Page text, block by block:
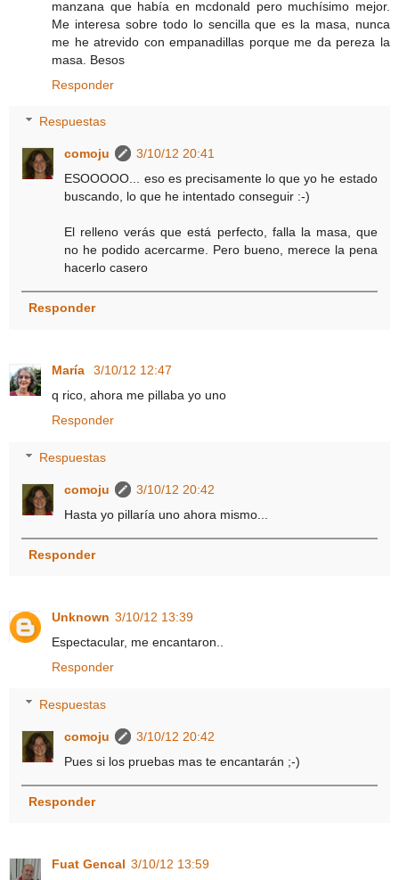
manzana que había en mcdonald pero muchísimo mejor.
Me interesa sobre todo lo sencilla que es la masa, nunca
me he atrevido con empanadillas porque me da pereza la
masa. Besos
Responder
Respuestas
comoju
3/10/12 20:41
ESOOOOO... eso es precisamente lo que yo he estado
buscando, lo que he intentado conseguir :-)
El relleno verás que está perfecto, falla la masa, que
no he podido acercarme. Pero bueno, merece la pena
hacerlo casero
Responder
María
3/10/12 12:47
q rico, ahora me pillaba yo uno
Responder
Respuestas
comoju
3/10/12 20:42
Hasta yo pillaría uno ahora mismo...
Responder
Unknown 3/10/12 13:39
Espectacular, me encantaron..
Responder
Respuestas
comoju
3/10/12 20:42
Pues si los pruebas mas te encantarán ;-)
Responder
Fuat Gencal 3/10/12 13:59